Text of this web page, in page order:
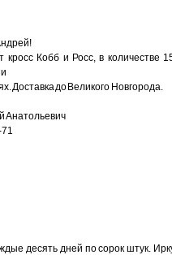
кросс Кобб и Росс, в количестве
Доставка до Великого Новгорода.
Анатольевич
десять дней по сорок штук.